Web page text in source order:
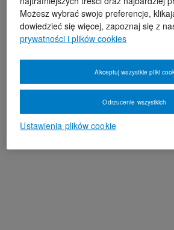
Możesz wybrać swoje preferencje,
dowiedzieć się więcej, zapoznaj się z
prywatności i plików cookies
Ustawienia plików cookie
Odrzucenie wszystkich
Akceptuj wszystkie pliki